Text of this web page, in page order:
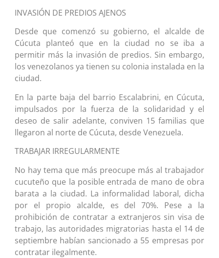
INVASIÓN DE PREDIOS AJENOS
Desde que comenzó su gobierno, el alcalde de
Cúcuta planteó que en la ciudad no se iba a
permitir más la invasión de predios. Sin embargo,
los venezolanos ya tienen su colonia instalada en la
ciudad.
En la parte baja del barrio Escalabrini, en Cúcuta,
impulsados por la fuerza de la solidaridad y el
deseo de salir adelante, conviven 15 familias que
llegaron al norte de Cúcuta, desde Venezuela.
TRABAJAR IRREGULARMENTE
No hay tema que más preocupe más al trabajador
cucuteño que la posible entrada de mano de obra
barata a la ciudad. La informalidad laboral, dicha
por el propio alcalde, es del 70%. Pese a la
prohibición de contratar a extranjeros sin visa de
trabajo, las autoridades migratorias hasta el 14 de
septiembre habían sancionado a 55 empresas por
contratar ilegalmente.